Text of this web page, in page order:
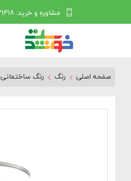
مشاوره و خرید: 9012221418
صفحه اصلی رنگ رنگ ساختمانی